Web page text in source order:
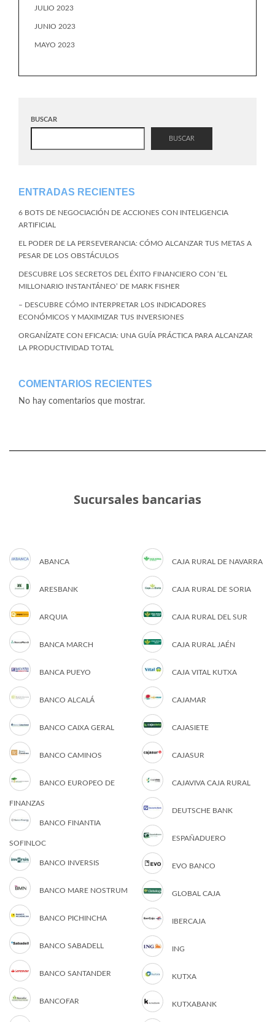
JULIO 2023
JUNIO 2023
MAYO 2023
BUSCAR
BUSCAR
ENTRADAS RECIENTES
6 BOTS DE NEGOCIACIÓN DE ACCIONES CON INTELIGENCIA
ARTIFICIAL
EL PODER DE LA PERSEVERANCIA: CÓMO ALCANZAR TUS METAS A
PESAR DE LOS OBSTÁCULOS
DESCUBRE LOS SECRETOS DEL ÉXITO FINANCIERO CON ‘EL
MILLONARIO INSTANTÁNEO’ DE MARK FISHER
– DESCUBRE CÓMO INTERPRETAR LOS INDICADORES
ECONÓMICOS Y MAXIMIZAR TUS INVERSIONES
ORGANÍZATE CON EFICACIA: UNA GUÍA PRÁCTICA PARA ALCANZAR
LA PRODUCTIVIDAD TOTAL
COMENTARIOS RECIENTES
No hay comentarios que mostrar.
Sucursales bancarias
ABANCA
ARESBANK
ARQUIA
BANCA MARCH
BANCA PUEYO
BANCO ALCALÁ
BANCO CAIXA GERAL
BANCO CAMINOS
BANCO EUROPEO DE
FINANZAS
BANCO FINANTIA
SOFINLOC
BANCO INVERSIS
BANCO MARE NOSTRUM
BANCO PICHINCHA
BANCO SABADELL
BANCO SANTANDER
BANCOFAR
CAJA RURAL DE NAVARRA
CAJA RURAL DE SORIA
CAJA RURAL DEL SUR
CAJA RURAL JAÉN
CAJA VITAL KUTXA
CAJAMAR
CAJASIETE
CAJASUR
CAJAVIVA CAJA RURAL
DEUTSCHE BANK
ESPAÑADUERO
EVO BANCO
GLOBAL CAJA
IBERCAJA
ING
KUTXA
KUTXABANK